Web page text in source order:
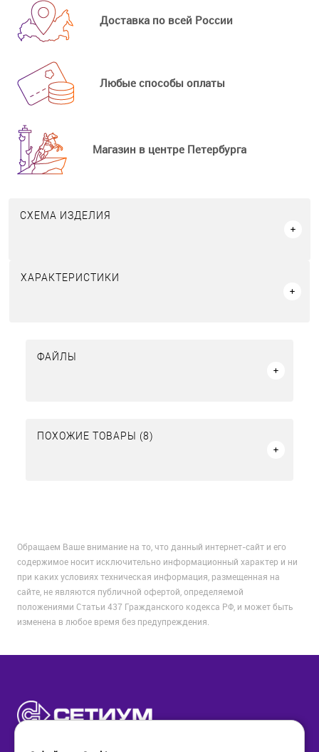
Доставка по всей России
Любые способы оплаты
Магазин в центре Петербурга
СХЕМА ИЗДЕЛИЯ
ХАРАКТЕРИСТИКИ
ФАЙЛЫ
ПОХОЖИЕ ТОВАРЫ (8)
Обращаем Ваше внимание на то, что данный интернет-сайт и его
содержимое носит исключительно информационный характер и ни
при каких условиях техническая информация, размещенная на
сайте, не являются публичной офертой, определяемой
положениями Статьи 437 Гражданского кодекса РФ, и может быть
изменена в любое время без предупреждения.